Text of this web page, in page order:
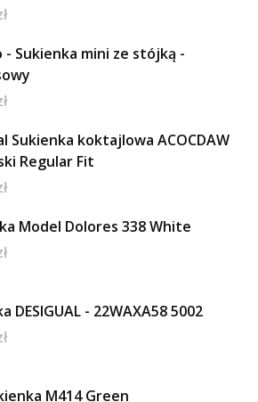
Sukienka mini ze stójką -
Sukienka koktajlowa ACOCDAW
Regular Fit
Model Dolores 338 White
DESIGUAL - 22WAXA58 5002
M414 Green